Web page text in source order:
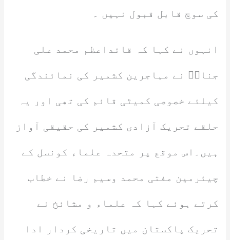
کی سوچ قابل قبول نہیں ۔
انہوں نے کہا کہ قائداعظم محمد علی
جناحؒ نے مہاجرین کشمیر کی نمائندگی
کیلئے خصوصی کمیٹی قائم کی تھی اور یہ
حلقے تحریک آزادی کشمیر کی حقیقی آواز
ہیں۔اس موقع پر متحدہ علماء کونسل کے
چیئرمین مفتی محمد وسیم رضا نے خطاب
کرتے ہوئے کہا کہ علماء و مشائخ نے
تحریک پاکستان میں تاریخی کردار ادا